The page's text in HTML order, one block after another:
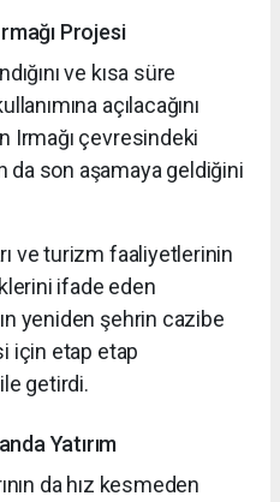
Projesi
ve kısa süre
açılacağını
Irmağı çevresindeki
da son aşamaya geldiğini
ve turizm faaliyetlerinin
ifade eden
yeniden şehrin cazibe
için etap etap
getirdi.
Yatırım
da hız kesmeden